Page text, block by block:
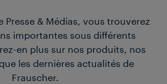
Presse & Médias, vous trouverez
importantes sous différents
en plus sur nos produits, nos
les dernières actualités de
Frauscher.